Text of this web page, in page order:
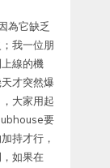
為它缺乏
我一位朋
線的機
才突然爆
大家用起
要
持才行，
如果在